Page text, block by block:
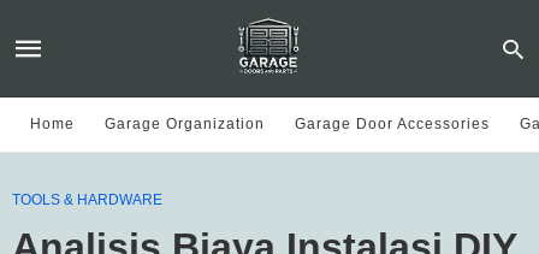
Home Garage Organization Garage Door Accessories
TOOLS & HARDWARE